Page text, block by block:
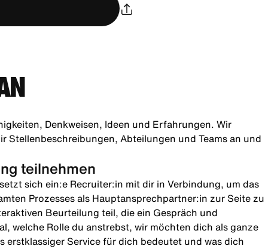
Denkweisen, Ideen und Erfahrungen. Wir
Abteilungen und Teams an und
teilnehmen
sich ein:e Recruiter:in mit dir in Verbindung, um das
Prozesses als Hauptansprechpartner:in zur Seite zu
Beurteilung teil, die ein Gespräch und
welche Rolle du anstrebst, wir möchten dich als ganze
erstklassiger Service für dich bedeutet und was dich